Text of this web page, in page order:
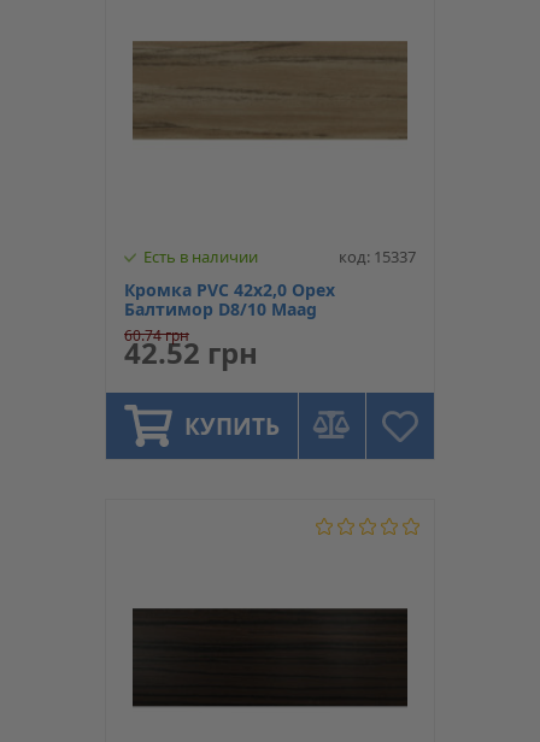
Есть в наличии код: 15337
Кромка PVC 42х2,0 Орех
Балтимор D8/10 Maag
60.74 грн
42.52 грн
КУПИТЬ